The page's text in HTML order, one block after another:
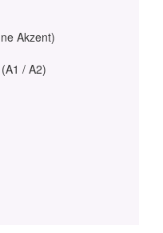
Akzent)
/ A2)